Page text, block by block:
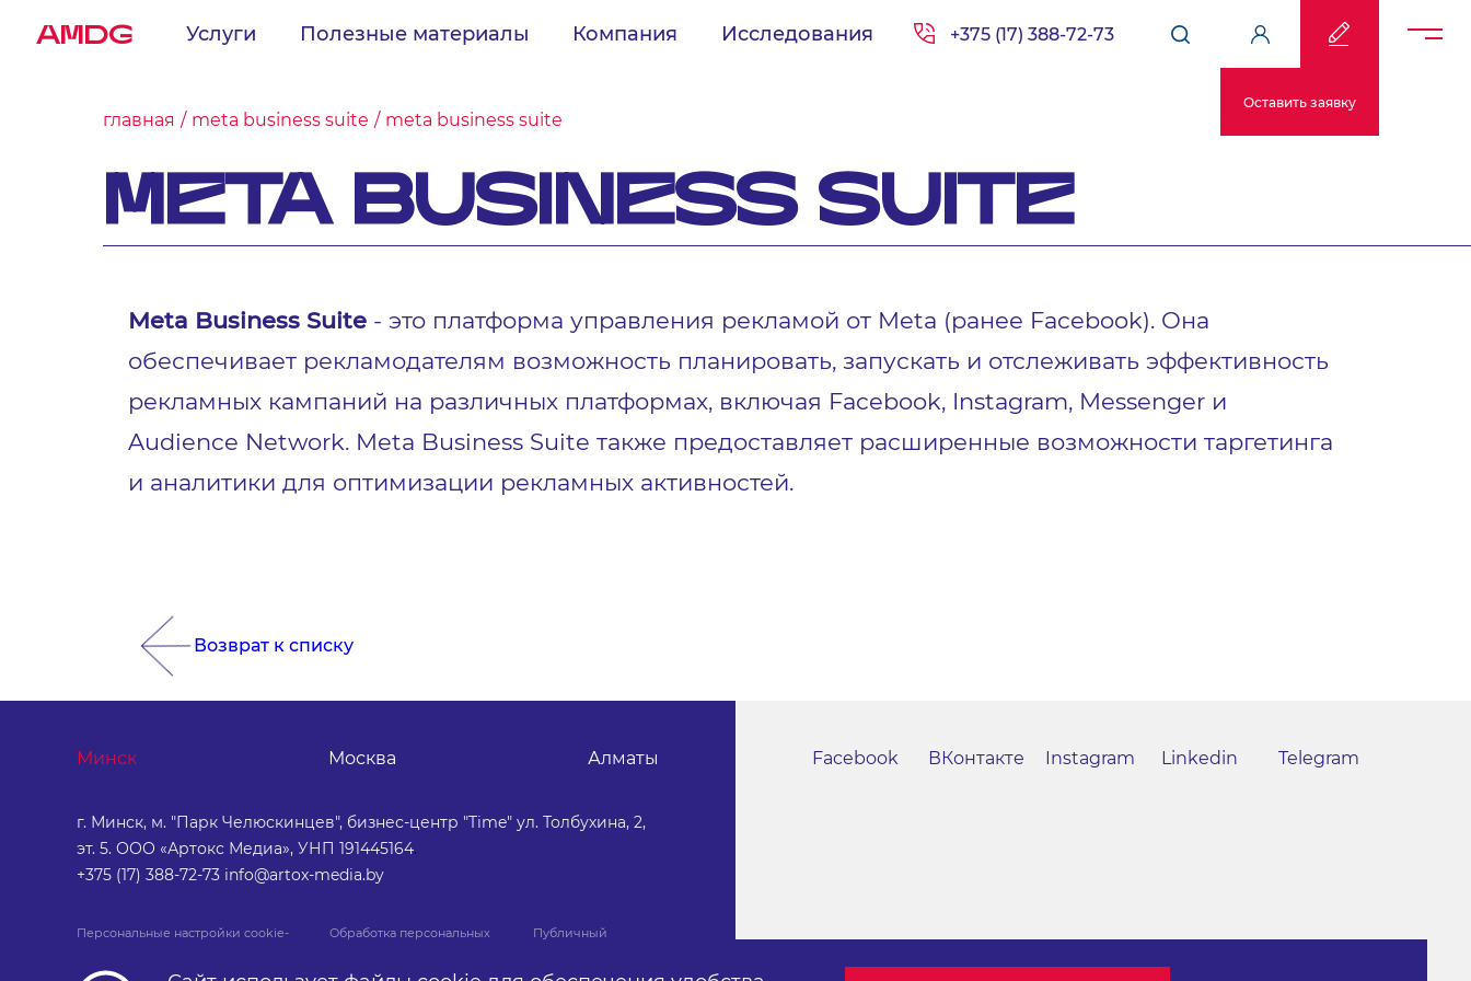
AMDG Услуги Полезные материалы Компания Исследования +375 (17) 388-72-73
Оставить заявку
главная meta business suite meta business suite
META BUSINESS SUITE
Meta Business Suite - это платформа управления рекламой от Meta (ранее Facebook). Она
обеспечивает рекламодателям возможность планировать, запускать и отслеживать эффективность
рекламных кампаний на различных платформах, включая Facebook, Instagram, Messenger и
Audience Network. Meta Business Suite также предоставляет расширенные возможности таргетинга
и аналитики для оптимизации рекламных активностей.
Возврат к списку
Минск Москва Алматы
г. Минск, м. "Парк Челюскинцев", бизнес-центр "Time" ул. Толбухина, 2,
эт. 5. ООО «Артокс Медиа», УНП 191445164.
+375 (17) 388-72-73 info@artox-media.by
Персональные настройки cookie-
Обработка персональных
Публичный
Facebook ВКонтакте Instagram Linkedin Telegram